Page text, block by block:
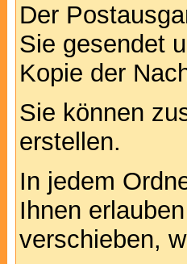
Der
Sie gesendet
Kopie der
Sie können
erstellen.
In jedem
Ihnen
verschieben,